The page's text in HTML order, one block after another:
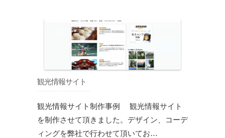
観光情報サイト
観光情報サイト制作事例 観光情報サイト
を制作させて頂きました。デザイン、コーデ
ィングを弊社で行わせて頂いてお…